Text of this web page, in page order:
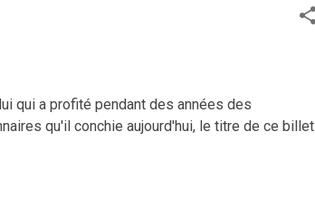
qui a profité pendant des années des
qu'il conchie aujourd'hui, le titre de ce billet